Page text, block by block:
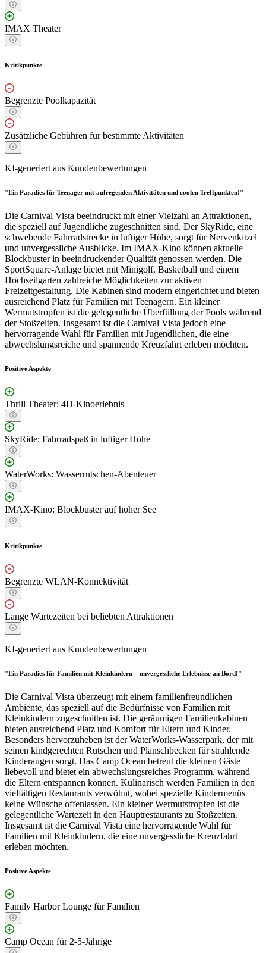
IMAX Theater
Kritikpunkte
Begrenzte Poolkapazität
Zusätzliche Gebühren für bestimmte Aktivitäten
KI-generiert aus Kundenbewertungen
"Ein Paradies für Teenager mit aufregenden Aktivitäten und coolen Treffpunkten!"
Die Carnival Vista beeindruckt mit einer Vielzahl an Attraktionen,
die speziell auf Jugendliche zugeschnitten sind. Der SkyRide, eine
schwebende Fahrradstrecke in luftiger Höhe, sorgt für Nervenkitzel
und unvergessliche Ausblicke. Im IMAX-Kino können aktuelle
Blockbuster in beeindruckender Qualität genossen werden. Die
SportSquare-Anlage bietet mit Minigolf, Basketball und einem
Hochseilgarten zahlreiche Möglichkeiten zur aktiven
Freizeitgestaltung. Die Kabinen sind modern eingerichtet und bieten
ausreichend Platz für Familien mit Teenagern. Ein kleiner
Wermutstropfen ist die gelegentliche Überfüllung der Pools während
der Stoßzeiten. Insgesamt ist die Carnival Vista jedoch eine
hervorragende Wahl für Familien mit Jugendlichen, die eine
abwechslungsreiche und spannende Kreuzfahrt erleben möchten.
Positive Aspekte
Thrill Theater: 4D-Kinoerlebnis
SkyRide: Fahrradspaß in luftiger Höhe
WaterWorks: Wasserrutschen-Abenteuer
IMAX-Kino: Blockbuster auf hoher See
Kritikpunkte
Begrenzte WLAN-Konnektivität
Lange Wartezeiten bei beliebten Attraktionen
KI-generiert aus Kundenbewertungen
"Ein Paradies für Familien mit Kleinkindern – unvergessliche Erlebnisse an Bord!"
Die Carnival Vista überzeugt mit einem familienfreundlichen
Ambiente, das speziell auf die Bedürfnisse von Familien mit
Kleinkindern zugeschnitten ist. Die geräumigen Familienkabinen
bieten ausreichend Platz und Komfort für Eltern und Kinder.
Besonders hervorzuheben ist der WaterWorks-Wasserpark, der mit
seinen kindgerechten Rutschen und Planschbecken für strahlende
Kinderaugen sorgt. Das Camp Ocean betreut die kleinen Gäste
liebevoll und bietet ein abwechslungsreiches Programm, während
die Eltern entspannen können. Kulinarisch werden Familien in den
vielfältigen Restaurants verwöhnt, wobei spezielle Kindermenüs
keine Wünsche offenlassen. Ein kleiner Wermutstropfen ist die
gelegentliche Wartezeit in den Hauptrestaurants zu Stoßzeiten.
Insgesamt ist die Carnival Vista eine hervorragende Wahl für
Familien mit Kleinkindern, die eine unvergessliche Kreuzfahrt
erleben möchten.
Positive Aspekte
Family Harbor Lounge für Familien
Camp Ocean für 2-5-Jährige